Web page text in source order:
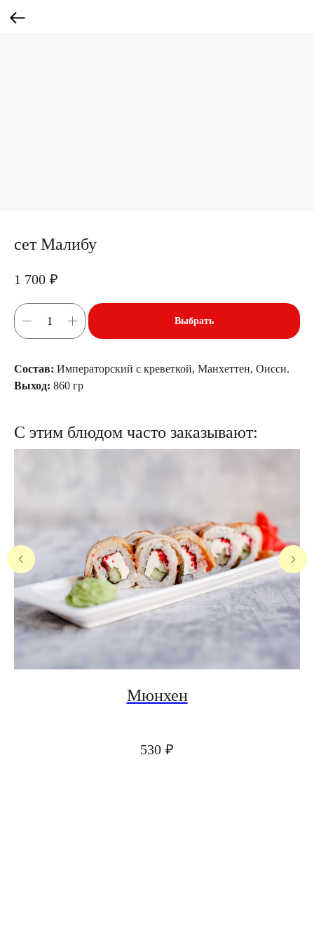
сет Малибу
1 700 ₽
Выбрать
Состав: Императорский с креветкой, Манхеттен, Оисси.
Выход: 860 гр
С этим блюдом часто заказывают:
Мюнхен
530 ₽